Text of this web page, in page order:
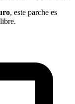
, este parche es